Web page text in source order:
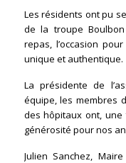
Les résidents ont pu
de la troupe
repas, l’occasion
unique et authentique.
La présidente de
équipe, les membres
des hôpitaux ont, une
générosité pour nos
Julien Sanchez,